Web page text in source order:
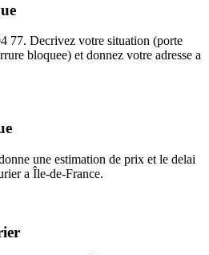
77. Decrivez votre situation (porte
bloquee) et donnez votre adresse a
une estimation de prix et le delai
a Île-de-France.